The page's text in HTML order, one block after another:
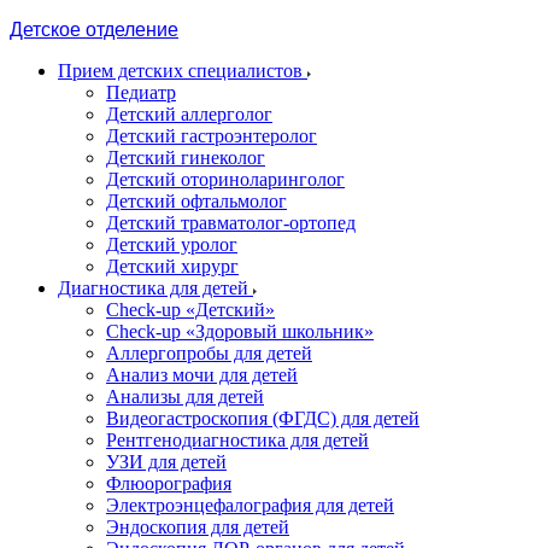
Детское отделение
Прием детских специалистов
Педиатр
Детский аллерголог
Детский гастроэнтеролог
Детский гинеколог
Детский оториноларинголог
Детский офтальмолог
Детский травматолог-ортопед
Детский уролог
Детский хирург
Диагностика для детей
Check-up «Детский»
Check-up «Здоровый школьник»
Аллергопробы для детей
Анализ мочи для детей
Анализы для детей
Видеогастроскопия (ФГДС) для детей
Рентгенодиагностика для детей
УЗИ для детей
Флюорография
Электроэнцефалография для детей
Эндоскопия для детей